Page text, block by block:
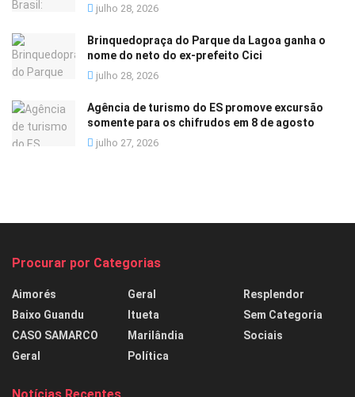
julho 28, 2026
Brinquedopraça do Parque da Lagoa ganha o
nome do neto do ex-prefeito Cici
julho 28, 2026
Agência de turismo do ES promove excursão
somente para os chifrudos em 8 de agosto
julho 27, 2026
Procurar por Categorias
Aimorés
Baixo Guandu
CASO SAMARCO
Geral
Geral
Itueta
Marilândia
Política
Resplendor
Sem Categoria
Sociais